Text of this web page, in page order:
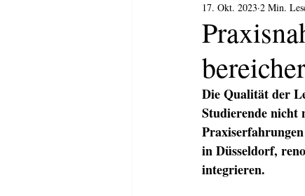
Veranstaltung Verbände
17. Okt. 2023 2 Min.
Die Qualität der
Studierende nicht
in Düsseldorf,
integrieren.